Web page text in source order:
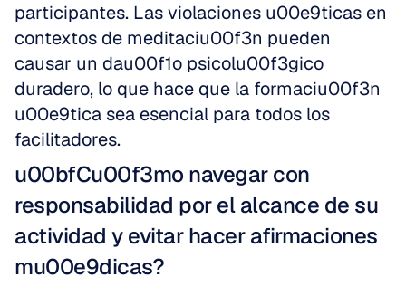
participantes. Las violaciones u00e9ticas en
contextos de meditaciu00f3n pueden
causar un dau00f1o psicolu00f3gico
duradero, lo que hace que la formaciu00f3n
u00e9tica sea esencial para todos los
facilitadores.
u00bfCu00f3mo navegar con
responsabilidad por el alcance de su
actividad y evitar hacer afirmaciones
mu00e9dicas?